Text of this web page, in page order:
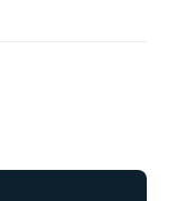
hvidt lys. Du
rutiner,
eller med
WiZ
Wi-